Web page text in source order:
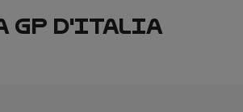
GP D'ITALIA